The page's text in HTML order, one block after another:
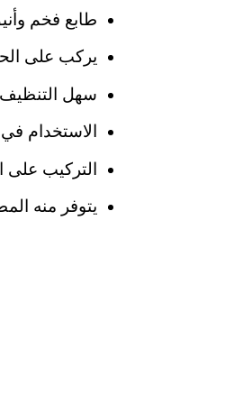
طابع فخم
يركب على
سهل التنظيف
الاستخدام
التركيب
يتوفر منه